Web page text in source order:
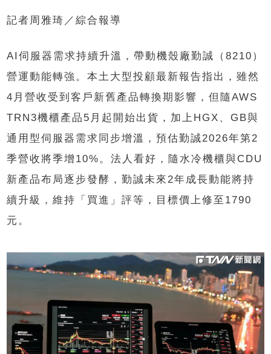
記者周雅琦／綜合報導
AI伺服器需求持續升溫，帶動機殼廠勤誠（8210）
營運動能轉強。本土大型投顧最新報告指出，雖然
4月營收受到客戶新舊產品轉換期影響，但隨AWS
TRN3機櫃產品5月起開始出貨，加上HGX、GB與
通用型伺服器需求同步增溫，預估勤誠2026年第2
季營收將季增10%。法人看好，隨水冷機櫃與CDU
新產品布局逐步發酵，勤誠未來2年成長動能將持
續升級，維持「買進」評等，目標價上修至1790
元。